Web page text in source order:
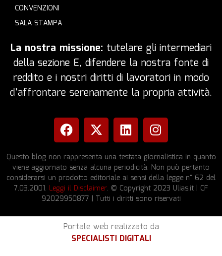
CONVENZIONI
SALA STAMPA
La nostra missione: tutelare gli intermediari
della sezione E, difendere la nostra fonte di
reddito e i nostri diritti di lavoratori in modo
d’affrontare serenamente la propria attività.
Questo blog non rappresenta una testata giornalistica in quanto
viene aggiornato senza alcuna periodicità. Non può pertanto
considerarsi un prodotto editoriale ai sensi della legge n° 62 del
7.03.2001. Leggi il Disclaimer. © Copyright 2023 Ulias.it | CF
92029950877 | Tutti i diritti sono riservati
Portale web realizzato da
SPECIALISTI DIGITALI